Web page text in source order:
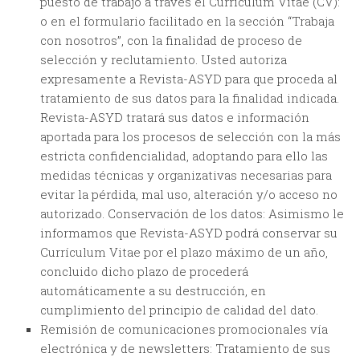
o en el formulario facilitado en la sección “Trabaja
con nosotros”, con la finalidad de proceso de
selección y reclutamiento. Usted autoriza
expresamente a Revista-ASYD para que proceda al
tratamiento de sus datos para la finalidad indicada.
Revista-ASYD tratará sus datos e información
aportada para los procesos de selección con la más
estricta confidencialidad, adoptando para ello las
medidas técnicas y organizativas necesarias para
evitar la pérdida, mal uso, alteración y/o acceso no
autorizado. Conservación de los datos: Asimismo le
informamos que Revista-ASYD podrá conservar su
Currículum Vitae por el plazo máximo de un año,
concluido dicho plazo de procederá
automáticamente a su destrucción, en
cumplimiento del principio de calidad del dato.
Remisión de comunicaciones promocionales vía
electrónica y de newsletters: Tratamiento de sus